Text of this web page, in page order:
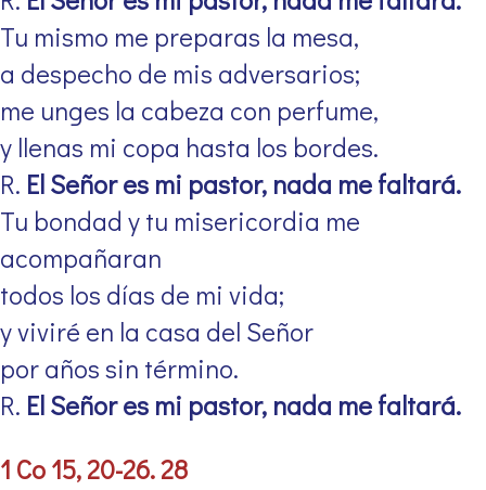
Tu mismo me preparas la mesa,
a despecho de mis adversarios;
me unges la cabeza con perfume,
y llenas mi copa hasta los bordes.
R. El Señor es mi pastor, nada me faltará.
Tu bondad y tu misericordia me
acompañaran
todos los días de mi vida;
y viviré en la casa del Señor
por años sin término.
R. El Señor es mi pastor, nada me faltará.
1 Co 15, 20-26. 28